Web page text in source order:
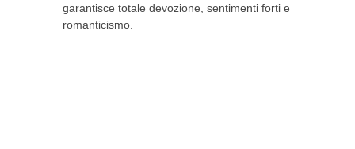
garantisce totale devozione, sentimenti forti e
romanticismo.